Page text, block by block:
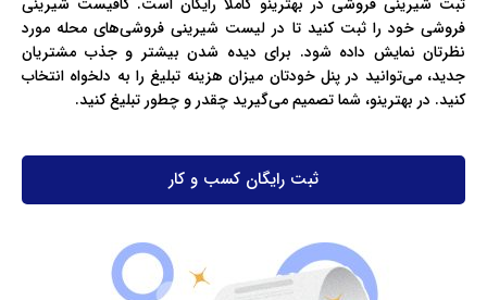
فروشی خود را ثبت کنید تا در لیست شیرینی فروشی‌های محله‌ مورد
نظرتان نمایش داده شود. برای دیده شدن بیشتر و جذب مشتریان
جدید، می‌توانید در پنل خودتان میزان هزینه تبلیغ را به دلخواه انتخاب
کنید. در بهترینو، شما تصمیم می‌گیرید چقدر و چطور تبلیغ کنید.
ثبت رایگان کسب و کار